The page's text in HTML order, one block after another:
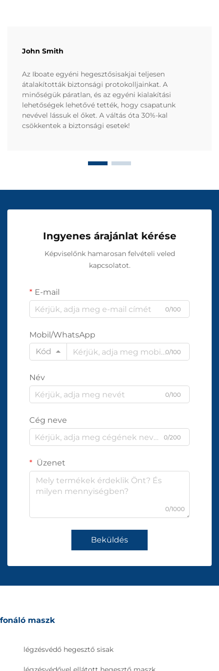
John Smith
Az Iboate egyéni hegesztősisakjai teljesen
átalakították biztonsági protokolljainkat. A
minőségük páratlan, és az egyéni kialakítási
lehetőségek lehetővé tették, hogy csapatunk
nevével lássuk el őket. A váltás óta 30%-kal
csökkentek a biztonsági esetek!
Ingyenes árajánlat kérése
Képviselőnk hamarosan felvételi veled
kapcsolatot.
E-mail
0/100
Mobil/WhatsApp
Kód
0/100
Név
0/100
Cég neve
0/200
Üzenet
0/1000
Beküldés
fonáló maszk
légzésvédő hegesztő sisak